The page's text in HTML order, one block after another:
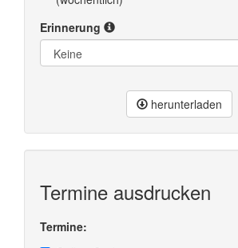
Erinnerung
herunterladen
Termine ausdrucken
Termine: